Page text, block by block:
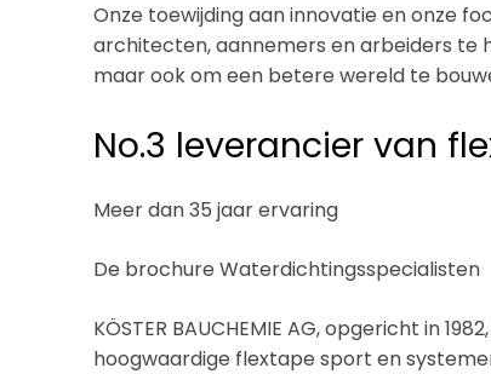
Onze toewijding aan innovatie en onze
architecten, aannemers en arbeiders te
maar ook om een betere wereld te
No.3 leverancier van
Meer dan 35 jaar ervaring
De brochure Waterdichtingsspecialisten
KÖSTER BAUCHEMIE AG, opgericht in
hoogwaardige flextape sport en